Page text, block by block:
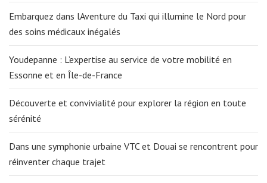
Embarquez dans lAventure du Taxi qui illumine le Nord pour
des soins médicaux inégalés
Youdepanne : L’expertise au service de votre mobilité en
Essonne et en Île-de-France
Découverte et convivialité pour explorer la région en toute
sérénité
Dans une symphonie urbaine VTC et Douai se rencontrent pour
réinventer chaque trajet